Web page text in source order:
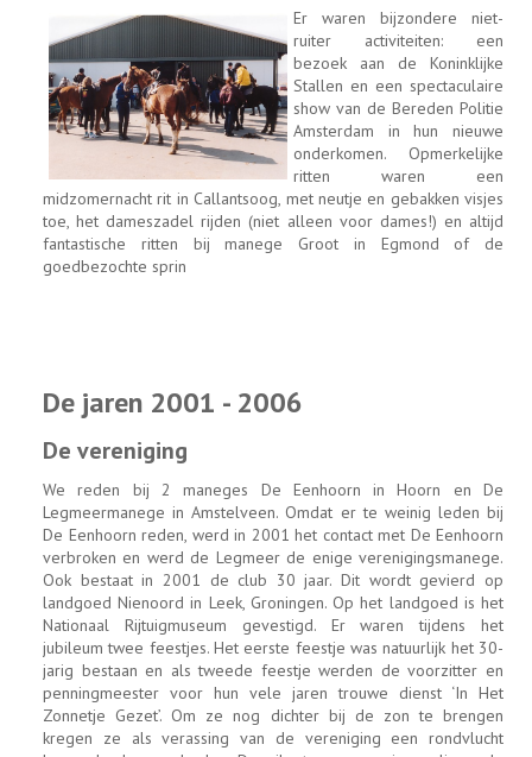
Er waren bijzondere niet-
ruiter activiteiten: een
bezoek aan de Koninklijke
Stallen en een spectaculaire
show van de Bereden Politie
Amsterdam in hun nieuwe
onderkomen. Opmerkelijke
ritten waren een
midzomernacht rit in Callantsoog, met neutje en gebakken visjes
toe, het dameszadel rijden (niet alleen voor dames!) en altijd
fantastische ritten bij manege Groot in Egmond of de
goedbezochte sprin
De jaren 2001 - 2006
De vereniging
We reden bij 2 maneges De Eenhoorn in Hoorn en De
Legmeermanege in Amstelveen. Omdat er te weinig leden bij
De Eenhoorn reden, werd in 2001 het contact met De Eenhoorn
verbroken en werd de Legmeer de enige verenigingsmanege.
Ook bestaat in 2001 de club 30 jaar. Dit wordt gevierd op
landgoed Nienoord in Leek, Groningen. Op het landgoed is het
Nationaal Rijtuigmuseum gevestigd. Er waren tijdens het
jubileum twee feestjes. Het eerste feestje was natuurlijk het 30-
jarig bestaan en als tweede feestje werden de voorzitter en
penningmeester voor hun vele jaren trouwe dienst ‘In Het
Zonnetje Gezet’. Om ze nog dichter bij de zon te brengen
kregen ze als verassing van de vereniging een rondvlucht